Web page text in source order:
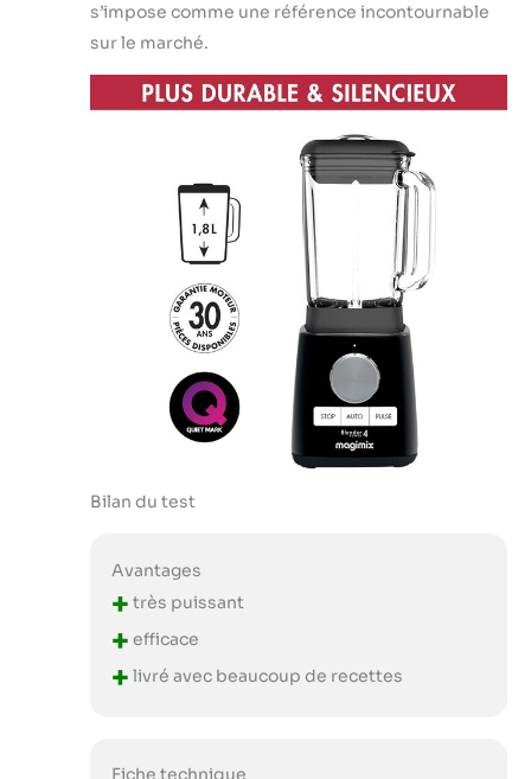
s’impose comme une référence incontournable
sur le marché.
Bilan du test
Avantages
+ très puissant
+ efficace
+ livré avec beaucoup de recettes